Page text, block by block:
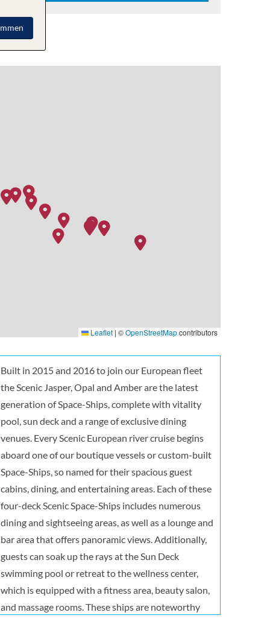
Leaflet | ©OpenStreetMapcontributors
Built in 2015 and 2016 to join our European fleet
the Scenic Jasper, Opal and Amber are the latest
generation of Space-Ships, complete with vitality
pool, sun deck and a range of exclusive dining
venues. Every Scenic European river cruise begins
aboard one of our boutique vessels or custom-built
Space-Ships, so named for their spacious guest
cabins, dining, and entertaining areas. Each of these
four-deck Scenic Space-Ships includes numerous
dining and sightseeing areas, as well as a lounge and
bar area that offers panoramic views. Additionally,
guests can soak up the rays at the Sun Deck
swimming pool or retreat to the wellness center,
which is equipped with a fitness area, beauty salon,
and massage rooms. These ships are noteworthy